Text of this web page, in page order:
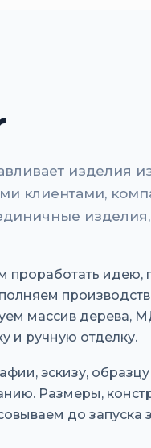
изделия
клиентами,
изделия,
проработать идею,
массив дерева,
и ручную отделку.
эскизу,
Размеры,
до запуска